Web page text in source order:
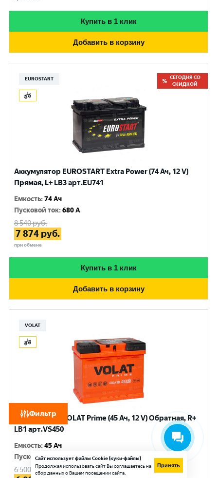
Фильтр
Купить в 1 клик
Добавить в корзину
EUROSTART
СЕГОДНЯ СО
СКИДКОЙ
Аккумулятор EUROSTART Extra Power (74 Ач, 12 V)
Прямая, L+ LB3 арт.EU741
Емкость:74 Ач
Пусковой ток:680 A
8 540руб.
7 874 руб.
при обмене
Купить в 1 клик
Добавить в корзину
VOLAT
Аккумулятор VOLAT Prime (45 Ач, 12 V) Обратная, R+
LB1 арт.VS450
Емкость:45 Ач
Пусковой ток:420 A
6 500 руб.
Сайт использует файлы Cookie (куки-файлы)
Продолжая использовать сайт Вы соглашаетесь на
сбор данных о Вашем посещении сайта.
Принять